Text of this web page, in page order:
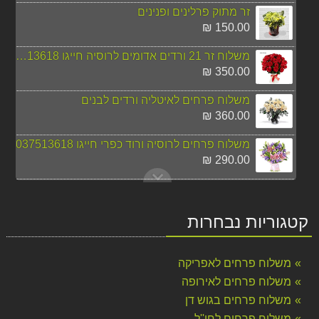
זר מתוק פרלינים ופנינים
150.00 ₪
משלוח זר 21 ורדים אדומים לרוסיה חייגו 037513618
350.00 ₪
משלוח פרחים לאיטליה ורדים לבנים
360.00 ₪
משלוח פרחים לרוסיה ורוד כפרי חייגו 037513618
290.00 ₪
משלוח פרחים לניו יורק מהיום להיום
קטגוריות נבחרות
משלוח פרחים לאפריקה
משלוח פרחים לאירופה
משלוח פרחים בגוש דן